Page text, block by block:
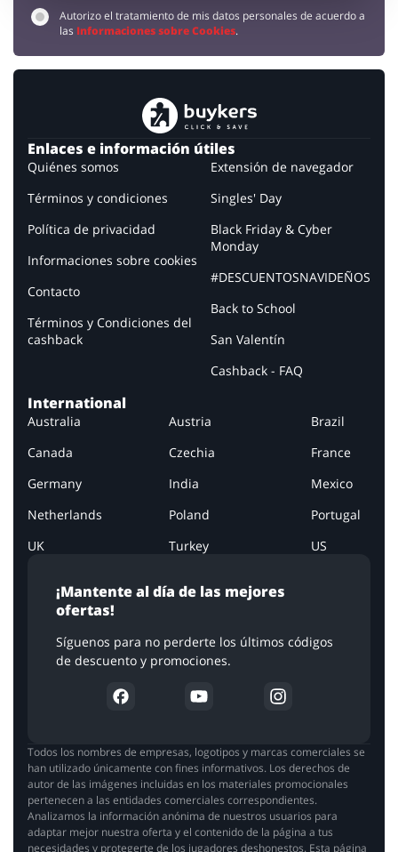
Autorizo el tratamiento de mis datos personales de acuerdo a
las Informaciones sobre Cookies.
¡Mantente al día de las mejores
ofertas!
Síguenos para no perderte los últimos códigos
de descuento y promociones.
Enlaces e información útiles
Quiénes somos
Términos y condiciones
Política de privacidad
Informaciones sobre cookies
Contacto
Términos y Condiciones del
cashback
Extensión de navegador
Singles' Day
Black Friday & Cyber
Monday
#DESCUENTOSNAVIDEÑOS
Back to School
San Valentín
Cashback - FAQ
International
Australia Austria
Brazil
Canada
Czechia
France
Germany
India
Mexico
Netherlands
Poland
Portugal
UK
Turkey US
Todos los nombres de empresas, logotipos y marcas comerciales se
han utilizado únicamente con fines informativos. Los derechos de
autor de las imágenes incluidas en los materiales promocionales
pertenecen a las entidades comerciales correspondientes.
Analizamos la información anónima de nuestros usuarios para
adaptar mejor nuestra oferta y el contenido de la página a tus
necesidades y protegerte de los jugadores deshonestos. Esta página